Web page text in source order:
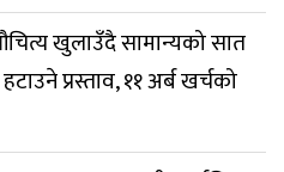
खुलाउँदै सामान्यको सात
प्रस्ताव, ११ अर्ब खर्चको